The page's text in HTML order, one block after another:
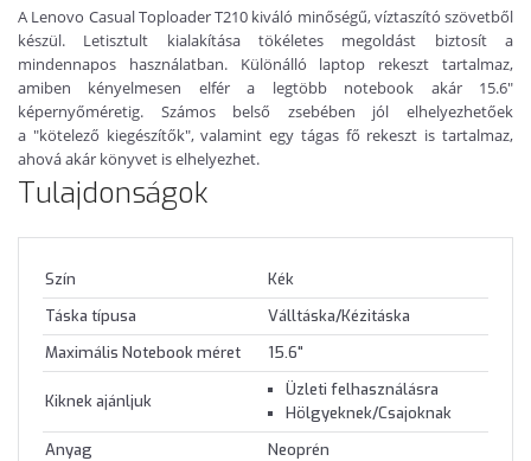
A Lenovo Casual Toploader T210 kiváló minőségű, víztaszító szövetből
készül. Letisztult kialakítása tökéletes megoldást biztosít a
mindennapos használatban.Különálló laptop rekeszt tartalmaz,
amiben kényelmesen elfér a legtöbb notebook akár 15.6"
képernyőméretig. Számos belső zsebében jól elhelyezhetőek
a "kötelező kiegészítők", valamint egy tágas fő rekeszt is tartalmaz,
ahová akár könyvet is elhelyezhet.
Tulajdonságok
Szín
Kék
Táska típusa
Válltáska/Kézitáska
Maximális Notebook méret
15.6"
Kiknek ajánljuk
Üzleti felhasználásra
Hölgyeknek/Csajoknak
Anyag
Neoprén